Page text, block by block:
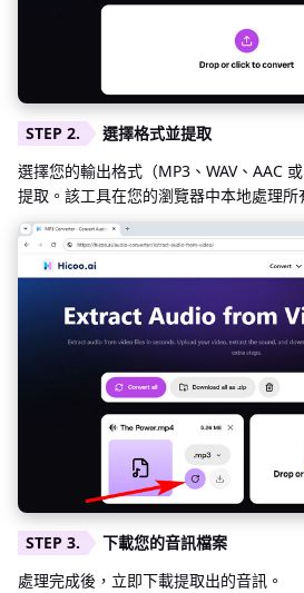
選擇格式並提取
選擇您的輸出格式（MP3、WAV、AAC
提取。該工具在您的瀏覽器中本地處理所
下載您的音訊檔案
處理完成後，立即下載提取出的音訊。